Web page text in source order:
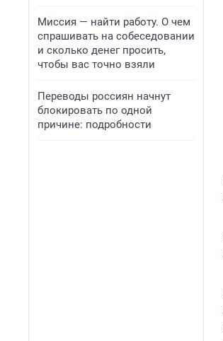
Миссия — найти работу. О чем
спрашивать на собеседовании
и сколько денег просить,
чтобы вас точно взяли
Переводы россиян начнут
блокировать по одной
причине: подробности